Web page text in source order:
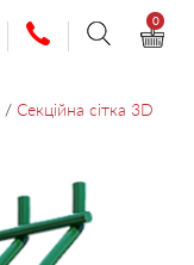
0
/ Секційна сітка 3D